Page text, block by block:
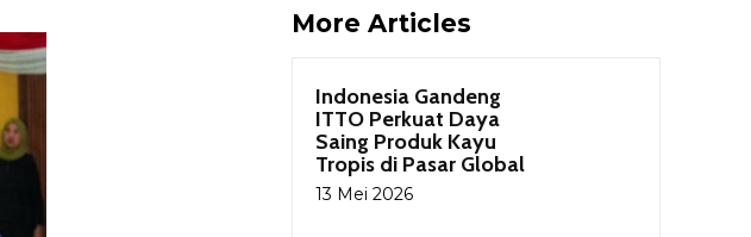
More Articles
Indonesia Gandeng
ITTO Perkuat Daya
Saing Produk Kayu
Tropis di Pasar Global
13 Mei 2026